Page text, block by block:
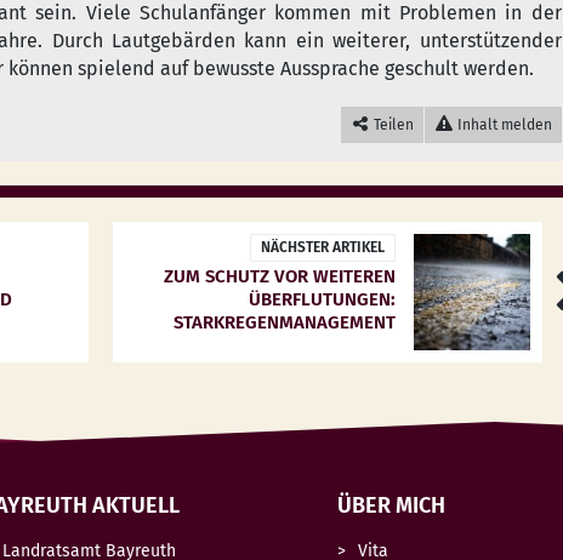
sein. Viele Schulanfänger kommen mit Problemen in der
Durch Lautgebärden kann ein weiterer, unterstützender
spielend auf bewusste Aussprache geschult werden.
Teilen Inhalt melden
NÄCHSTER ARTIKEL
ZUM SCHUTZ VOR WEITEREN
ÜBERFLUTUNGEN:
STARKREGENMANAGEMENT
AKTUELL
Landratsamt Bayreuth
ÜBER MICH
Vita